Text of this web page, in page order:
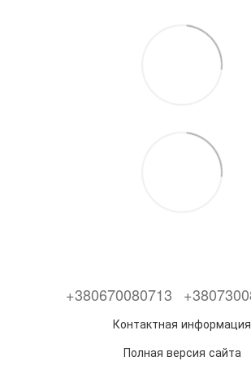
+380670080713
Контактная информация
Полная версия сайта